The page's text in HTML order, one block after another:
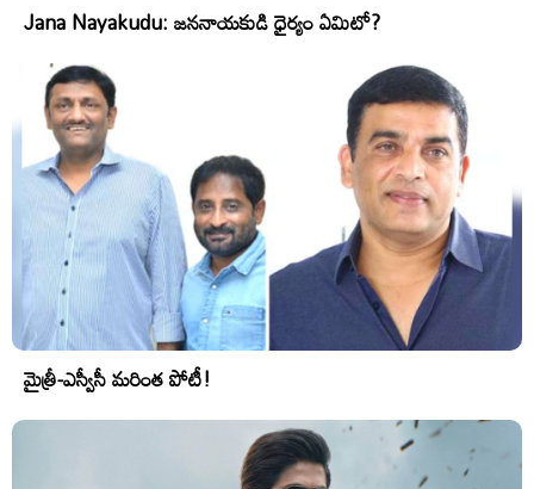
Jana Nayakudu: జననాయకుడి ధైర్యం ఏమిటో?
మైత్రీ-ఎస్వీసీ మరింత పోటీ!